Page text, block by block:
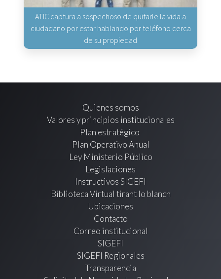
ATIC captura a sospechoso de quitarle la vida a
ciudadano por estar hablando por teléfono cerca
de su propiedad
Quienes somos
Valores y principios institucionales
Plan estratégico
Plan Operativo Anual
Ley Ministerio Público
Legislaciones
Instructivos SIGEFI
Biblioteca Virtual tirant lo blanch
Ubicaciones
Contacto
Correo institucional
SIGEFI
SIGEFI Regionales
Transparencia